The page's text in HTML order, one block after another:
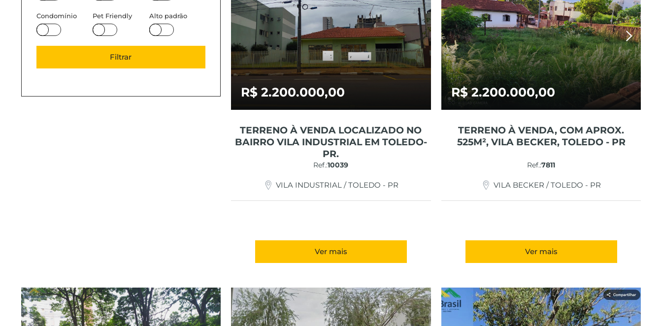
Condomínio Pet Friendly Alto padrão
R$ 2.200.000,00
TERRENO À VENDA LOCALIZADO NO
BAIRRO VILA INDUSTRIAL EM TOLEDO-
PR.
Ref.:10039
VILA INDUSTRIAL / TOLEDO - PR
Ver mais
R$ 2.200.000,00
TERRENO À VENDA, COM APROX.
525M², VILA BECKER, TOLEDO - PR
Ref.:7811
VILA BECKER / TOLEDO - PR
Ver mais